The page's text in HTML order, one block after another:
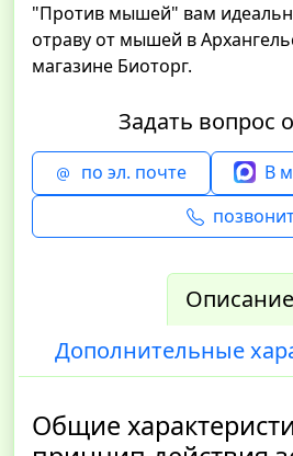
"Против мышей" вам
отраву от мышей в
магазине Биоторг.
Задать вопрос
по эл. почте
В
Описание
Дополнительные
Общие